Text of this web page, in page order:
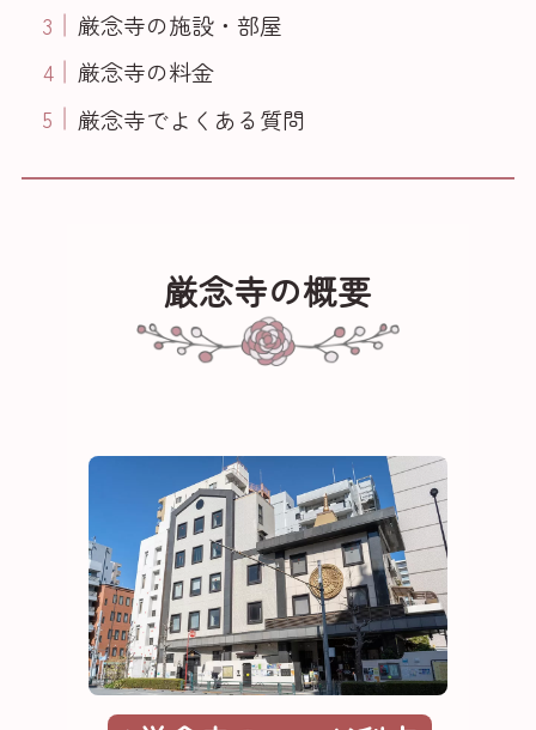
厳念寺の施設・部屋
厳念寺の料金
厳念寺でよくある質問
厳念寺の概要